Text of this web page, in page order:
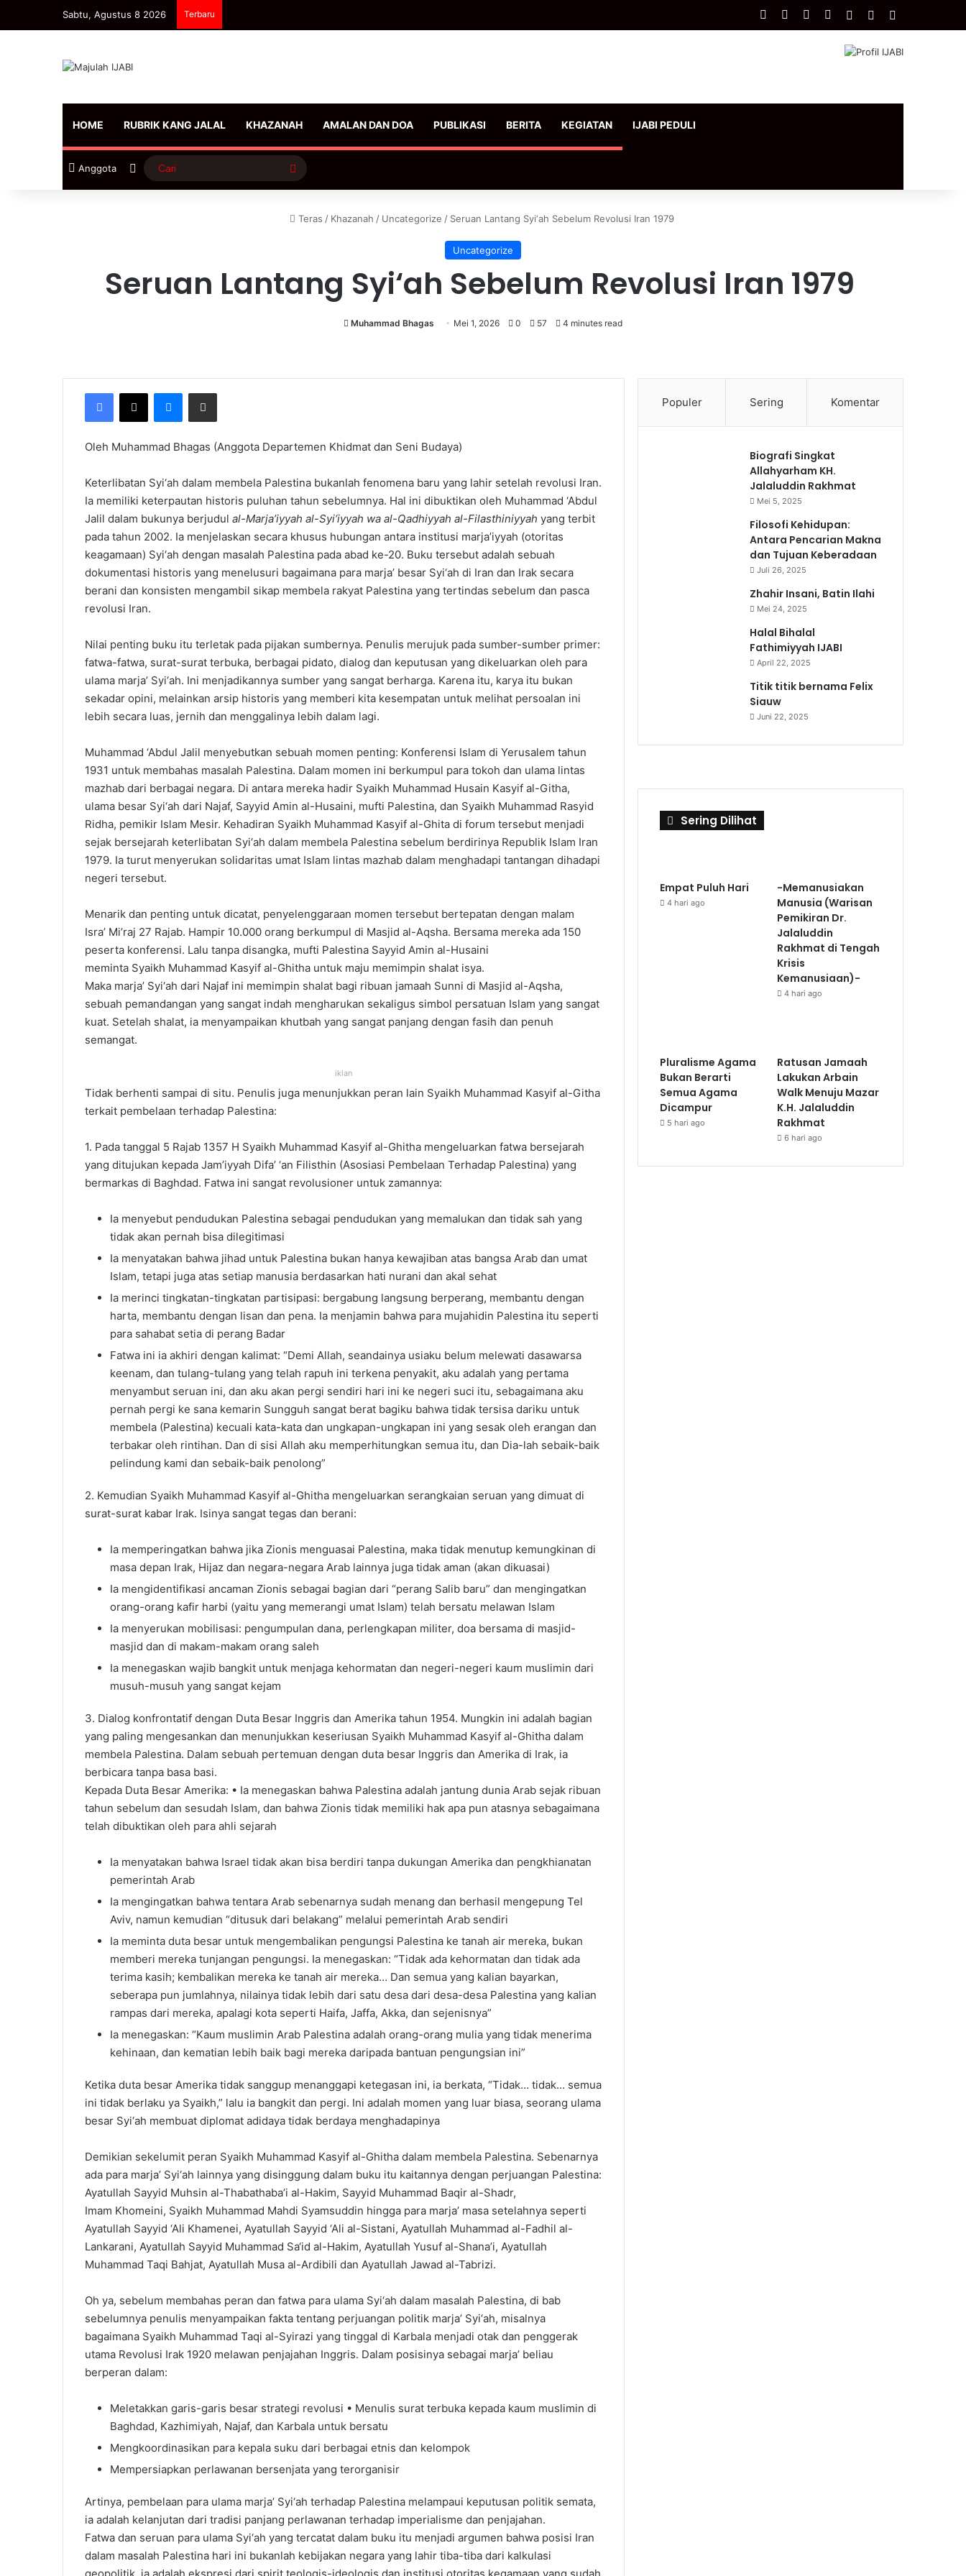
Sabtu, Agustus 8 2026 Terbaru Facebook YouTubeInstagram
Log InArtikel Acak
HOME RUBRIK KANG JALAL KHAZANAH AMALAN DAN DOA PUBLIKASI BERITA KEGIATAN IJABI PEDULI
Anggota Sidebar Cari
Teras / Khazanah / Uncategorize / Seruan Lantang Syi‘ah Sebelum Revolusi Iran 1979
Uncategorize
Seruan Lantang Syi‘ah Sebelum Revolusi Iran 1979
Muhammad Bhagas Mei 1, 2026 0 57 4 minutes read
Facebook
X Messenger
Share via Email
Oleh Muhammad Bhagas (Anggota Departemen Khidmat dan Seni Budaya)
Keterlibatan Syi‘ah dalam membela Palestina bukanlah fenomena baru yang lahir setelah revolusi Iran.
Ia memiliki keterpautan historis puluhan tahun sebelumnya. Hal ini dibuktikan oleh Muhammad ‘Abdul
Jalil dalam bukunya berjudul al-Marja’iyyah al-Syi‘iyyah wa al-Qadhiyyah al-Filasthiniyyah yang terbit
pada tahun 2002. Ia menjelaskan secara khusus hubungan antara institusi marja’iyyah (otoritas
keagamaan) Syi‘ah dengan masalah Palestina pada abad ke-20. Buku tersebut adalah sebuah
dokumentasi historis yang menelusuri bagaimana para marja’ besar Syi‘ah di Iran dan Irak secara
berani dan konsisten mengambil sikap membela rakyat Palestina yang tertindas sebelum dan pasca
revolusi Iran.
Nilai penting buku itu terletak pada pijakan sumbernya. Penulis merujuk pada sumber-sumber primer:
fatwa-fatwa, surat-surat terbuka, berbagai pidato, dialog dan keputusan yang dikeluarkan oleh para
ulama marja’ Syi‘ah. Ini menjadikannya sumber yang sangat berharga. Karena itu, karya itu bukan
sekadar opini, melainkan arsip historis yang memberi kita kesempatan untuk melihat persoalan ini
lebih secara luas, jernih dan menggalinya lebih dalam lagi.
Muhammad ‘Abdul Jalil menyebutkan sebuah momen penting: Konferensi Islam di Yerusalem tahun
1931 untuk membahas masalah Palestina. Dalam momen ini berkumpul para tokoh dan ulama lintas
mazhab dari berbagai negara. Di antara mereka hadir Syaikh Muhammad Husain Kasyif al-Githa,
ulama besar Syi‘ah dari Najaf, Sayyid Amin al-Husaini, mufti Palestina, dan Syaikh Muhammad Rasyid
Ridha, pemikir Islam Mesir. Kehadiran Syaikh Muhammad Kasyif al-Ghita di forum tersebut menjadi
sejak bersejarah keterlibatan Syi‘ah dalam membela Palestina sebelum berdirinya Republik Islam Iran
1979. Ia turut menyerukan solidaritas umat Islam lintas mazhab dalam menghadapi tantangan dihadapi
negeri tersebut.
Menarik dan penting untuk dicatat, penyelenggaraan momen tersebut bertepatan dengan malam
Isra’ Mi’raj 27 Rajab. Hampir 10.000 orang berkumpul di Masjid al-Aqsha. Bersama mereka ada 150
peserta konferensi. Lalu tanpa disangka, mufti Palestina Sayyid Amin al-Husaini
meminta Syaikh Muhammad Kasyif al-Ghitha untuk maju memimpin shalat isya.
Maka marja’ Syi‘ah dari Najaf ini memimpin shalat bagi ribuan jamaah Sunni di Masjid al-Aqsha,
sebuah pemandangan yang sangat indah mengharukan sekaligus simbol persatuan Islam yang sangat
kuat. Setelah shalat, ia menyampaikan khutbah yang sangat panjang dengan fasih dan penuh
semangat.
iklan
Tidak berhenti sampai di situ. Penulis juga menunjukkan peran lain Syaikh Muhammad Kasyif al-Githa
terkait pembelaan terhadap Palestina:
1. Pada tanggal 5 Rajab 1357 H Syaikh Muhammad Kasyif al-Ghitha mengeluarkan fatwa bersejarah
yang ditujukan kepada Jam’iyyah Difa’ ‘an Filisthin (Asosiasi Pembelaan Terhadap Palestina) yang
bermarkas di Baghdad. Fatwa ini sangat revolusioner untuk zamannya:
Ia menyebut pendudukan Palestina sebagai pendudukan yang memalukan dan tidak sah yang
tidak akan pernah bisa dilegitimasi
Ia menyatakan bahwa jihad untuk Palestina bukan hanya kewajiban atas bangsa Arab dan umat
Islam, tetapi juga atas setiap manusia berdasarkan hati nurani dan akal sehat
Ia merinci tingkatan-tingkatan partisipasi: bergabung langsung berperang, membantu dengan
harta, membantu dengan lisan dan pena. Ia menjamin bahwa para mujahidin Palestina itu seperti
para sahabat setia di perang Badar
Fatwa ini ia akhiri dengan kalimat: “Demi Allah, seandainya usiaku belum melewati dasawarsa
keenam, dan tulang-tulang yang telah rapuh ini terkena penyakit, aku adalah yang pertama
menyambut seruan ini, dan aku akan pergi sendiri hari ini ke negeri suci itu, sebagaimana aku
pernah pergi ke sana kemarin Sungguh sangat berat bagiku bahwa tidak tersisa dariku untuk
membela (Palestina) kecuali kata-kata dan ungkapan-ungkapan ini yang sesak oleh erangan dan
terbakar oleh rintihan. Dan di sisi Allah aku memperhitungkan semua itu, dan Dia-lah sebaik-baik
pelindung kami dan sebaik-baik penolong”
2. Kemudian Syaikh Muhammad Kasyif al-Ghitha mengeluarkan serangkaian seruan yang dimuat di
surat-surat kabar Irak. Isinya sangat tegas dan berani:
Ia memperingatkan bahwa jika Zionis menguasai Palestina, maka tidak menutup kemungkinan di
masa depan Irak, Hijaz dan negara-negara Arab lainnya juga tidak aman (akan dikuasai)
Ia mengidentifikasi ancaman Zionis sebagai bagian dari “perang Salib baru” dan mengingatkan
orang-orang kafir harbi (yaitu yang memerangi umat Islam) telah bersatu melawan Islam
Ia menyerukan mobilisasi: pengumpulan dana, perlengkapan militer, doa bersama di masjid-
masjid dan di makam-makam orang saleh
Ia menegaskan wajib bangkit untuk menjaga kehormatan dan negeri-negeri kaum muslimin dari
musuh-musuh yang sangat kejam
3. Dialog konfrontatif dengan Duta Besar Inggris dan Amerika tahun 1954. Mungkin ini adalah bagian
yang paling mengesankan dan menunjukkan keseriusan Syaikh Muhammad Kasyif al-Ghitha dalam
membela Palestina. Dalam sebuah pertemuan dengan duta besar Inggris dan Amerika di Irak, ia
berbicara tanpa basa basi.
Kepada Duta Besar Amerika: • Ia menegaskan bahwa Palestina adalah jantung dunia Arab sejak ribuan
tahun sebelum dan sesudah Islam, dan bahwa Zionis tidak memiliki hak apa pun atasnya sebagaimana
telah dibuktikan oleh para ahli sejarah
Ia menyatakan bahwa Israel tidak akan bisa berdiri tanpa dukungan Amerika dan pengkhianatan
pemerintah Arab
Ia mengingatkan bahwa tentara Arab sebenarnya sudah menang dan berhasil mengepung Tel
Aviv, namun kemudian “ditusuk dari belakang” melalui pemerintah Arab sendiri
Ia meminta duta besar untuk mengembalikan pengungsi Palestina ke tanah air mereka, bukan
memberi mereka tunjangan pengungsi. Ia menegaskan: “Tidak ada kehormatan dan tidak ada
terima kasih; kembalikan mereka ke tanah air mereka… Dan semua yang kalian bayarkan,
seberapa pun jumlahnya, nilainya tidak lebih dari satu desa dari desa-desa Palestina yang kalian
rampas dari mereka, apalagi kota seperti Haifa, Jaffa, Akka, dan sejenisnya”
Ia menegaskan: “Kaum muslimin Arab Palestina adalah orang-orang mulia yang tidak menerima
kehinaan, dan kematian lebih baik bagi mereka daripada bantuan pengungsian ini”
Ketika duta besar Amerika tidak sanggup menanggapi ketegasan ini, ia berkata, “Tidak… tidak… semua
ini tidak berlaku ya Syaikh,” lalu ia bangkit dan pergi. Ini adalah momen yang luar biasa, seorang ulama
besar Syi‘ah membuat diplomat adidaya tidak berdaya menghadapinya
Demikian sekelumit peran Syaikh Muhammad Kasyif al-Ghitha dalam membela Palestina. Sebenarnya
ada para marja’ Syi‘ah lainnya yang disinggung dalam buku itu kaitannya dengan perjuangan Palestina:
Ayatullah Sayyid Muhsin al-Thabathaba’i al-Hakim, Sayyid Muhammad Baqir al-Shadr,
Imam Khomeini, Syaikh Muhammad Mahdi Syamsuddin hingga para marja’ masa setelahnya seperti
Ayatullah Sayyid ‘Ali Khamenei, Ayatullah Sayyid ‘Ali al-Sistani, Ayatullah Muhammad al-Fadhil al-
Lankarani, Ayatullah Sayyid Muhammad Sa‘id al-Hakim, Ayatullah Yusuf al-Shana’i, Ayatullah
Muhammad Taqi Bahjat, Ayatullah Musa al-Ardibili dan Ayatullah Jawad al-Tabrizi.
Oh ya, sebelum membahas peran dan fatwa para ulama Syi‘ah dalam masalah Palestina, di bab
sebelumnya penulis menyampaikan fakta tentang perjuangan politik marja’ Syi‘ah, misalnya
bagaimana Syaikh Muhammad Taqi al-Syirazi yang tinggal di Karbala menjadi otak dan penggerak
utama Revolusi Irak 1920 melawan penjajahan Inggris. Dalam posisinya sebagai marja’ beliau
berperan dalam:
Meletakkan garis-garis besar strategi revolusi • Menulis surat terbuka kepada kaum muslimin di
Baghdad, Kazhimiyah, Najaf, dan Karbala untuk bersatu
Mengkoordinasikan para kepala suku dari berbagai etnis dan kelompok
Mempersiapkan perlawanan bersenjata yang terorganisir
Artinya, pembelaan para ulama marja’ Syi‘ah terhadap Palestina melampaui keputusan politik semata,
ia adalah kelanjutan dari tradisi panjang perlawanan terhadap imperialisme dan penjajahan.
Fatwa dan seruan para ulama Syi‘ah yang tercatat dalam buku itu menjadi argumen bahwa posisi Iran
dalam masalah Palestina hari ini bukanlah kebijakan negara yang lahir tiba-tiba dari kalkulasi
Populer Sering Komentar
Biografi Singkat
Allahyarham KH.
Jalaluddin Rakhmat
Mei 5, 2025
Filosofi Kehidupan:
Antara Pencarian Makna
dan Tujuan Keberadaan
Juli 26, 2025
Zhahir Insani, Batin Ilahi
Mei 24, 2025
Halal Bihalal
Fathimiyyah IJABI
April 22, 2025
Titik titik bernama Felix
Siauw
Juni 22, 2025
Sering Dilihat
Empat Puluh Hari
4 hari ago
-Memanusiakan
Manusia (Warisan
Pemikiran Dr.
Jalaluddin
Rakhmat di Tengah
Krisis
Kemanusiaan)-
4 hari ago
Pluralisme Agama
Bukan Berarti
Semua Agama
Dicampur
5 hari ago
Ratusan Jamaah
Lakukan Arbain
Walk Menuju Mazar
K.H. Jalaluddin
Rakhmat
6 hari ago